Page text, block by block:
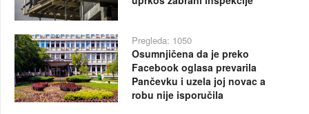
Pregleda: 1050
Osumnjičena da je preko
Facebook oglasa prevarila
Pančevku i uzela joj novac a
robu nije isporučila